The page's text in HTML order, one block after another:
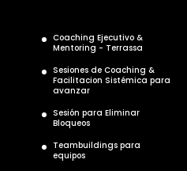
Coaching Ejecutivo &
Mentoring - Terrassa
Sesiones de Coaching &
Facilitacion Sistémica para
avanzar
Sesión para Eliminar
Bloqueos
Teambuildings para
equipos